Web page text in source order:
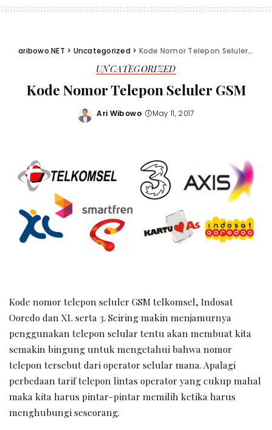
aribowo.NET > Uncategorized > Kode Nomor Telepon Seluler GSM
UNCATEGORIZED
Kode Nomor Telepon Seluler GSM
Posted
Ari Wibowo May 11, 2017
Kode nomor telepon seluler GSM telkomsel, Indosat
Ooredo dan XL serta 3. Seiring makin menjamurnya
penggunakan telepon selular tentu akan membuat kita
semakin bingung untuk mengetahui bahwa nomor
telepon tersebut dari operator selular mana. Apalagi
perbedaan tarif telepon lintas operator yang cukup mahal
maka kita harus pintar-pintar memilih ketika harus
menghubungi seseorang.